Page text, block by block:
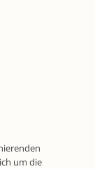
um die